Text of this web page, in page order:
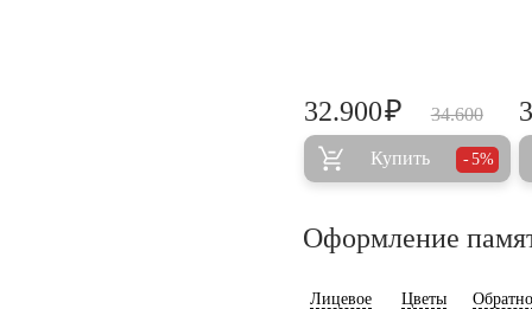
34.600
32.900₽
Купить 5%
Оформление
Лицевое Цветы